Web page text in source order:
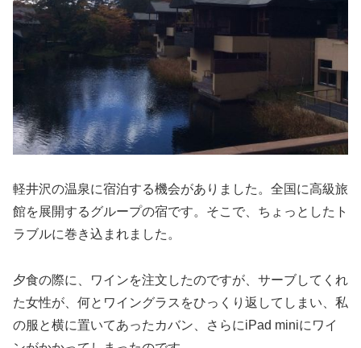
軽井沢の温泉に宿泊する機会がありました。全国に高級旅
館を展開するグループの宿です。そこで、ちょっとしたト
ラブルに巻き込まれました。
夕食の際に、ワインを注文したのですが、サーブしてくれ
た女性が、何とワイングラスをひっくり返してしまい、私
の服と横に置いてあったカバン、さらにiPad miniにワイ